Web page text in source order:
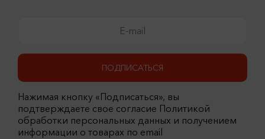
ПОДПИСАТЬСЯ
Нажимая кнопку «Подписаться», вы
подтверждаете свое согласие Политикой
обработки персональных данных и получением
информации о товарах по email